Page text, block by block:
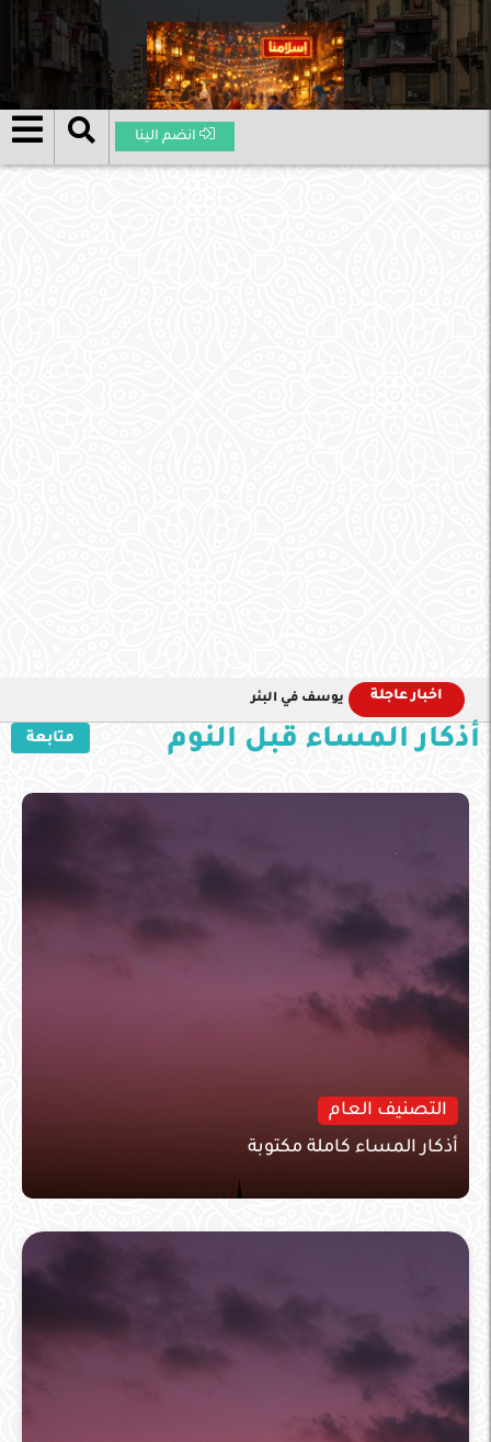
انضم الينا
اخبار عاجلة يوسف في البئر
أذكار المساء قبل النوم متابعة
التصنيف العام
أذكار المساء كاملة مكتوبة